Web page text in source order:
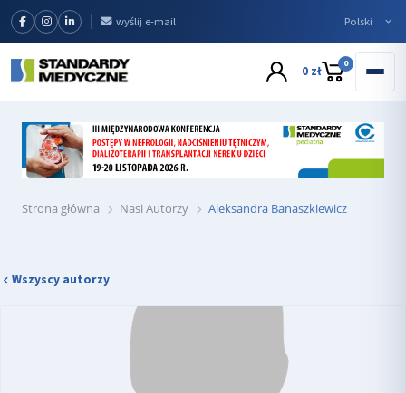
wyślij e-mail
0 zł 0
Strona główna Nasi Autorzy Aleksandra Banaszkiewicz
Wszyscy autorzy